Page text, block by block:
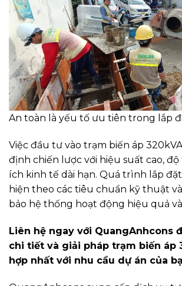
An toàn là yếu tố ưu tiên trong lắp
Việc đầu tư vào trạm biến áp
định chiến lược với hiệu suất cao, độ
ích kinh tế dài hạn. Quá trình lắp
hiện theo các tiêu chuẩn kỹ thuật
bảo hệ thống hoạt động hiệu quả
Liên hệ ngay với QuangAnhcons
chi tiết và giải pháp trạm biến áp
hợp nhất với nhu cầu dự án của